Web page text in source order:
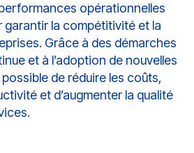
opérationnelles
garantir la compétitivité et la
Grâce à des démarches
et à l’adoption de nouvelles
de réduire les coûts,
et d’augmenter la qualité